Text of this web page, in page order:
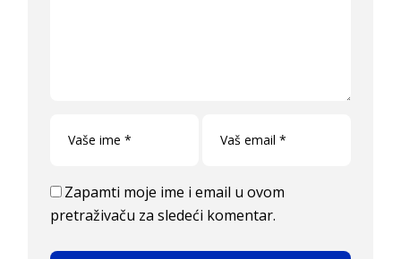
Zapamti moje ime i email u ovom
pretraživaču za sledeći komentar.